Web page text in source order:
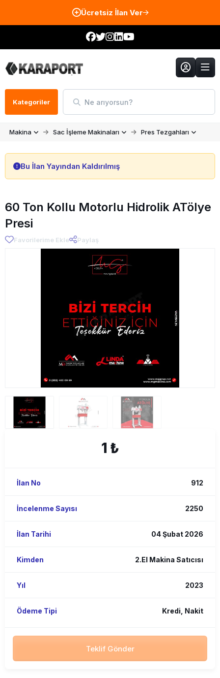
Ücretsiz İlan Ver
Kategoriler Ne arıyorsun?
Makina Sac İşleme Makinaları Pres Tezgahları
Bu İlan Yayından Kaldırılmış
60 Ton Kollu Motorlu Hidrolik ATölye
Presi
Favorilerime Ekle Paylaş
1 ₺
İlan No 912
İncelenme Sayısı 2250
İlan Tarihi 04 Şubat 2026
Kimden 2.El Makina Satıcısı
Yıl 2023
Ödeme Tipi Kredi, Nakit
Teklif Gönder